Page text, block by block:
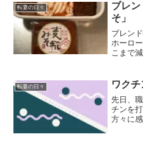
転妻の日々
ブレ
そ」
ブレン
ホーロ
こまで
ースっ
スープ
転妻の日々 ワク
先日、
チンを
方々に